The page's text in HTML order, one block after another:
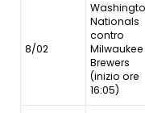
8/02
Nationals
contro
Milwaukee
Brewers
(inizio ore
16:05)